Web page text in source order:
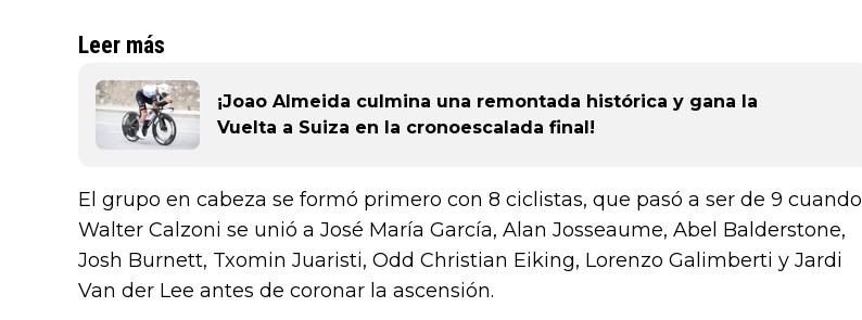
Leer más
¡Joao Almeida culmina una remontada histórica y gana la
Vuelta a Suiza en la cronoescalada final!
El grupo en cabeza se formó primero con 8 ciclistas, que pasó a ser de 9 cuando
Walter Calzoni se unió a José María García, Alan Josseaume, Abel Balderstone,
Josh Burnett, Txomin Juaristi, Odd Christian Eiking, Lorenzo Galimberti y Jardi
Van der Lee antes de coronar la ascensión.